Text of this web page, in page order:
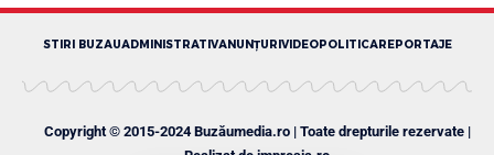
STIRI BUZAUADMINISTRATIVANUNȚURI VIDEOPOLITICAREPORTAJE
Copyright © 2015-2024 Buzăumedia.ro | Toate drepturile rezervate |